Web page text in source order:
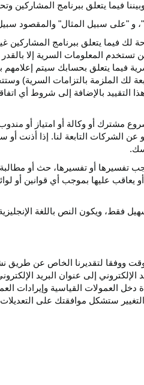
فيما يتعلق ببرنامج المشاركين
"على سبيل المثال" والمقصود
لك فيما يتعلق ببرنامج المشاركين
المعلومات السرية إلا بالقدر
فيما يتعلق بحسابك سيتم إعلامهم
الملزمة بالتزامات السرية)
التقييد بالإضافة إلى شروط أي
مشترك أو وكالة أو امتياز أو
عن الشركات التابعة لنا. إذا
تفسيرها أو تفسيرها، حث أو
يعاقب عليها بموجب أي قوانين أو
فقط، ويكون النص باللغة
ووفقا لتقديرنا الخاص عن طريق
إلى عنوان البريد
دخل العمولات القياسية وإيرادات
ستشكل موافقتك على